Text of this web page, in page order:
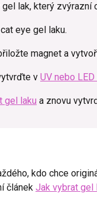
lak, který zvýrazní
eye gel laku.
magnet a
v UV nebo
gel laku a znovu
kdo chce
článek Jak vybrat gel